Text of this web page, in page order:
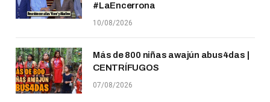
#LaEncerrona
10/08/2026
Más de 800 niñas awajún abus4das |
CENTRÍFUGOS
07/08/2026